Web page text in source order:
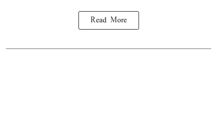
Read More